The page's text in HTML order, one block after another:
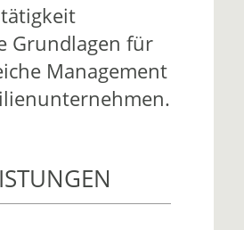
Grundlagen für
Management